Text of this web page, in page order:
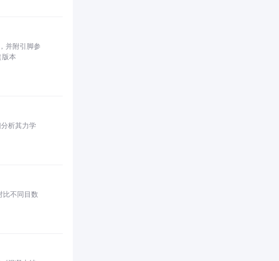
并附引脚参
版本
析其力学
比不同目数